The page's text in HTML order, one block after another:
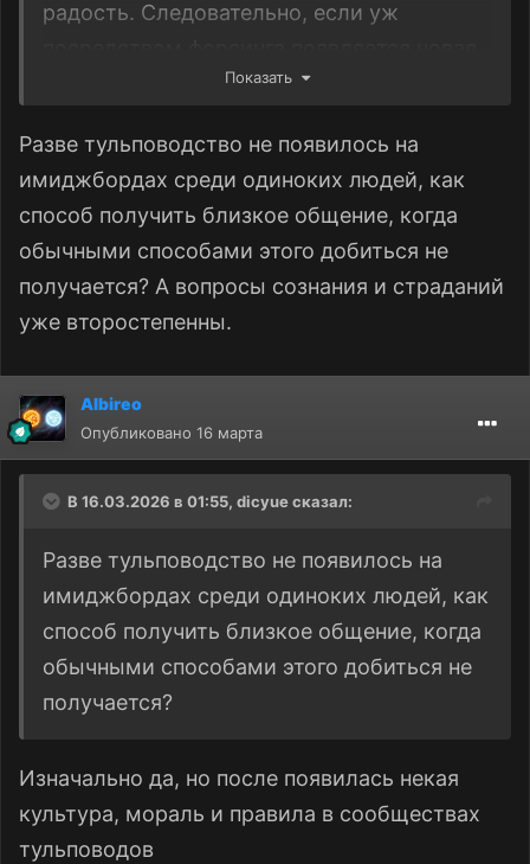
радость. Следовательно, если уж
сущность в этом мире, то
своими действиямине приносить
страдания этому живому существу...
Поэтому, лучше уж пускай дети с ИИ
играются, чем плодят страдания и
мертвых существ
Показать
Разве тульповодство не появилось на
имиджбордах среди одиноких людей, как
способ получить близкое общение, когда
обычными способами этого добиться не
получается? А вопросы сознания и страданий
уже второстепенны.
Albireo
Опубликовано 16 марта
В 16.03.2026 в 01:55, dicyueсказал:
Разве тульповодство не появилось на
имиджбордах среди одиноких людей, как
способ получить близкое общение, когда
обычными способами этого добиться не
получается?
Изначально да, но после появилась некая
культура, мораль и правила в сообществах
тульповодов